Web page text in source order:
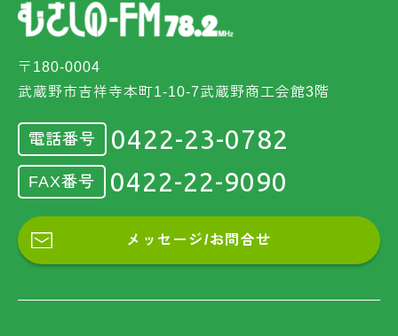
〒180-0004
武蔵野市吉祥寺本町1-10-7武蔵野商工会館3階
電話番号 0422-23-0782
FAX番号 0422-22-9090
メッセージ/お問合せ